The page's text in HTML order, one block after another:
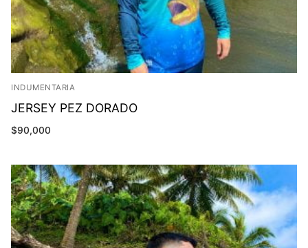
INDUMENTARIA
JERSEY PEZ DORADO
$90,000